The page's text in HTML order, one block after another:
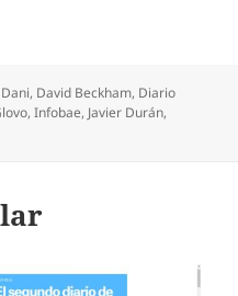
Etiquetas
Dani, David Beckham, Diario
,Infobae, Javier Durán,